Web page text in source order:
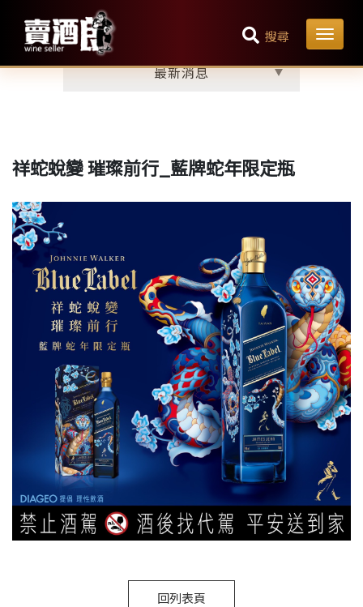
搜尋
最新消息 首頁
最新消息
祥蛇蛻變 璀璨前行_藍牌蛇年限定瓶
回列表頁